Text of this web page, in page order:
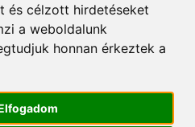
és célzott hirdetéseket
a weboldalunk
honnan érkeztek a
szűrés